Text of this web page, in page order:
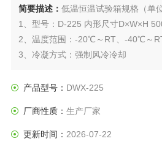
简要描述： 低温恒温试验箱规格（单
1、型号：D-225 内形尺寸D×W×H
2、温度范围：-20℃～RT、-40℃～
3、冷凝方式：强制风冷冷却
产品型号： DWX-225
厂商性质： 生产厂家
更新时间： 2026-07-22